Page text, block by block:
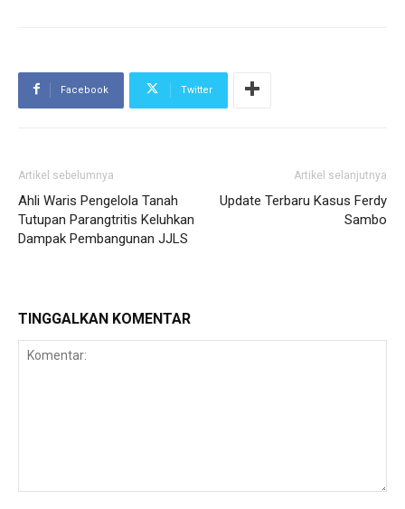
Facebook Twitter
Artikel sebelumnya
Ahli Waris Pengelola Tanah
Tutupan Parangtritis Keluhkan
Dampak Pembangunan JJLS
Artikel selanjutnya
Update Terbaru Kasus Ferdy
Sambo
TINGGALKAN KOMENTAR